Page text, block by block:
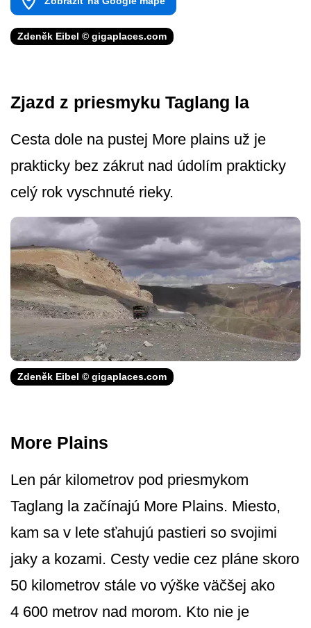
Zdeněk Eibel © gigaplaces.com
Zjazd z priesmyku Taglang la
Cesta dole na pustej More plains už je
prakticky bez zákrut nad údolím prakticky
celý rok vyschnuté rieky.
Zdeněk Eibel © gigaplaces.com
More Plains
Len pár kilometrov pod priesmykom
Taglang la začínajú More Plains. Miesto,
kam sa v lete sťahujú pastieri so svojimi
jaky a kozami. Cesty vedie cez pláne skoro
50 kilometrov stále vo výške väčšej ako
4 600 metrov nad morom. Kto nie je